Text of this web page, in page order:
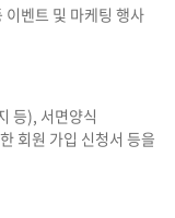
벤트 및 마케팅 행사
등), 서면양식
회원 가입 신청서 등을